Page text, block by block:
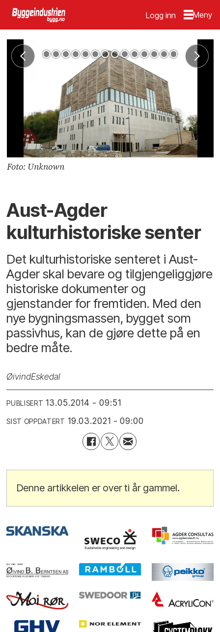
Logg inn
Foto: Unknown
Aust-Agder
kulturhistoriske senter
Det kulturhistoriske senteret i Aust-
Agder skal bevare og tilgjengeliggjøre
historiske dokumenter og
gjenstander for fremtiden. Med den
nye bygningsmassen, bygget som
passivhus, kan de gjøre dette på en
bedre måte.
ØivindEskedal
PUBLISERT 13.05.2014 - 09:51
SIST OPPDATERT 19.03.2021 - 09:00
Denne artikkelen er over ti år gammel.